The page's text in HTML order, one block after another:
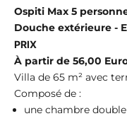
Ospiti Max 5
Douche extérieure -
PRIX
À partir de 56,00
Villa de 65 m² avec
Composé de :
une chambre double